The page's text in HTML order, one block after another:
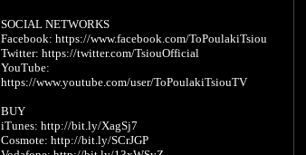
duif
En de duif roekoe, de kalkoen kloekloekloek, de haan
kukeleku, en de kip tok tok, en het kuiken piep, en het
kuiken piep, en het kuiken piep, en het kuiken piep
En de kat miauw, en de duif roekoe, de kalkoen
kloekloekloek, de haan kukeleku, en de kip tok tok, en het
kuiken piep, en het kuiken piep, en het kuiken piep
SOCIAL NETWORKS
Facebook: https://www.facebook.com/ToPoulakiTsiou
Twitter: https://twitter.com/TsiouOfficial
YouTube:
https://www.youtube.com/user/ToPoulakiTsiouTV
BUY
iTunes: http://bit.ly/XagSj7
Cosmote: http://bit.ly/SCrJGP